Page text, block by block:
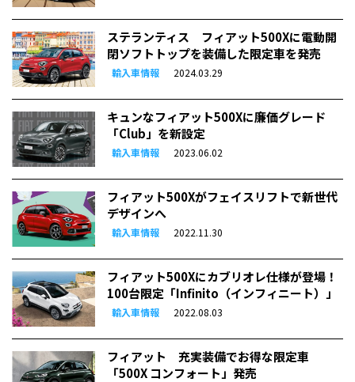
ステランティス フィアット500Xに電動開
閉ソフトトップを装備した限定車を発売
輸入車情報 2024.03.29
キュンなフィアット500Xに廉価グレード
「Club」を新設定
輸入車情報 2023.06.02
フィアット500Xがフェイスリフトで新世代
デザインへ
輸入車情報 2022.11.30
フィアット500Xにカブリオレ仕様が登場！
100台限定「Infinito（インフィニート）」
輸入車情報 2022.08.03
フィアット 充実装備でお得な限定車
「500X コンフォート」発売